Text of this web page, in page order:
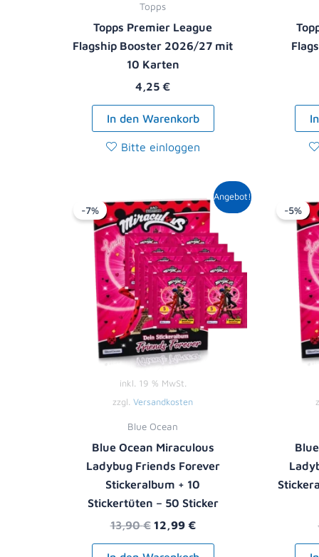
Topps
Topps Premier League
Flagship Booster 2026/27 mit
10 Karten
4,25 €
In den Warenkorb
Bitte einloggen
Angebot!
-7%
inkl. 19 % MwSt.
zzgl. Versandkosten
Blue Ocean
Blue Ocean Miraculous
Ladybug Friends Forever
Stickeralbum + 10
Stickertüten – 50 Sticker
13,90€
Ursprünglicher
Preis
war:
13,90 €
12,99 €
Aktueller
Preis
ist:
12,99 €.
-5%